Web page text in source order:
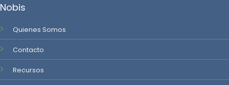
Nobis
Quienes Somos
Contacto
Recursos